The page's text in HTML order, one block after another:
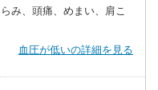
み、頭痛、めまい、肩こ
血圧が低いの詳細を見る